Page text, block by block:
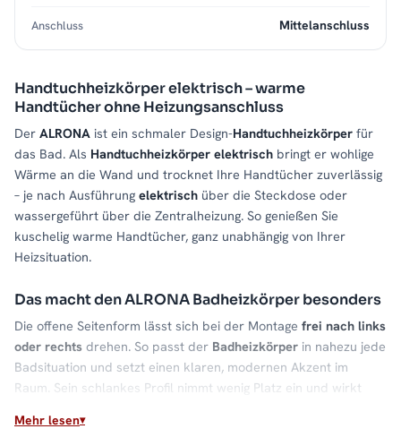
Handtuchheizkörper elektrisch – warme
Handtücher ohne Heizungsanschluss
Der ALRONA ist ein schmaler Design-Handtuchheizkörper für
das Bad. Als Handtuchheizkörper elektrisch bringt er wohlige
Wärme an die Wand und trocknet Ihre Handtücher zuverlässig
– je nach Ausführung elektrisch über die Steckdose oder
wassergeführt über die Zentralheizung. So genießen Sie
kuschelig warme Handtücher, ganz unabhängig von Ihrer
Heizsituation.
Das macht den ALRONA Badheizkörper besonders
Die offene Seitenform lässt sich bei der Montage frei nach links
oder rechts drehen. So passt der Badheizkörper in nahezu jede
Badsituation und setzt einen klaren, modernen Akzent im
Raum. Sein schlankes Profil nimmt wenig Platz ein und wirkt
Anschluss Mittelanschluss
Mehr lesen